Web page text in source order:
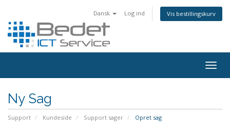
Dansk Log ind Vis bestillingskurv
Ny Sag
Support Kundeside Support sager Opret sag